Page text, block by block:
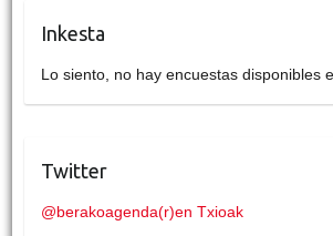
Inkesta
Lo siento, no hay encuestas disponibles
Twitter
@berakoagenda(r)en Txioak